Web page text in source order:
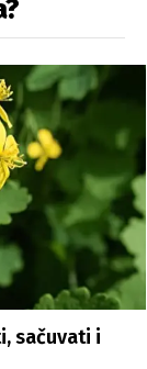
sačuvati i